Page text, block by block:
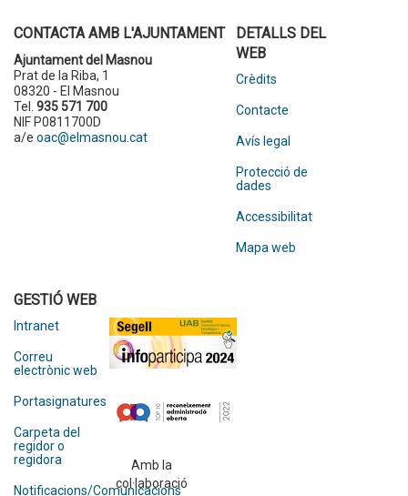
CONTACTA AMB L'AJUNTAMENT
Ajuntament del Masnou
Prat de la Riba, 1
08320 - El Masnou
Tel. 935 571 700
NIF P0811700D
a/e oac@elmasnou.cat
DETALLS DEL
WEB
Crèdits
Contacte
Avís legal
Protecció de
dades
Accessibilitat
Mapa web
GESTIÓ WEB
Intranet
Correu
electrònic web
Portasignatures
Carpeta del
regidor o
regidora
Notificacions/Comunicacions
Amb la
col·laboració